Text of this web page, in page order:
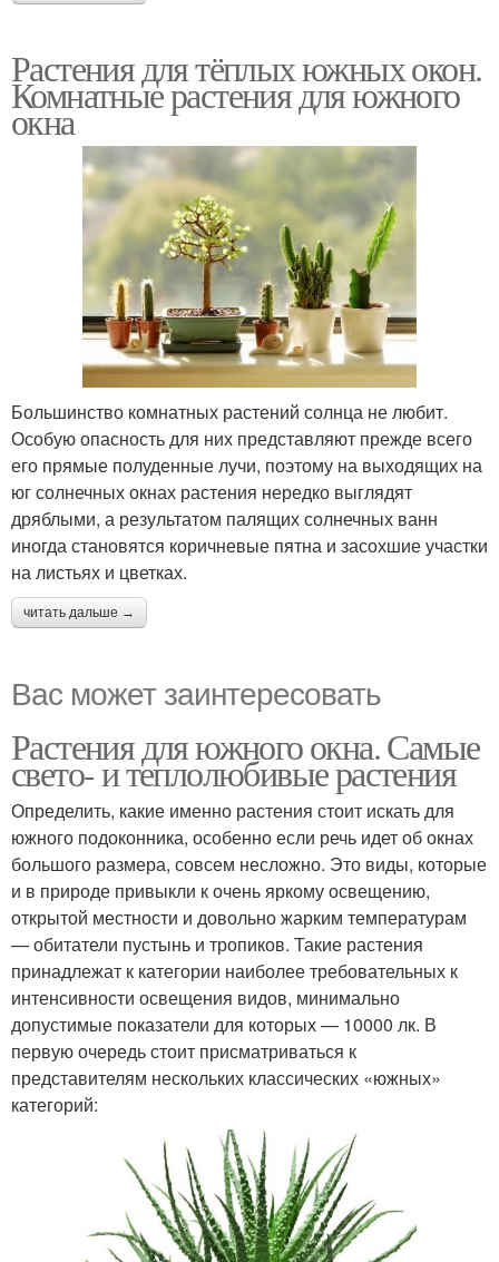
Растения для тёплых южных окон.
Комнатные растения для южного
окна
Большинство комнатных растений солнца не любит.
Особую опасность для них представляют прежде всего
его прямые полуденные лучи, поэтому на выходящих на
юг солнечных окнах растения нередко выглядят
дряблыми, а результатом палящих солнечных ванн
иногда становятся коричневые пятна и засохшие участки
на листьях и цветках.
читать дальше →
Вас может заинтересовать
Растения для южного окна. Самые
свето- и теплолюбивые растения
Определить, какие именно растения стоит искать для
южного подоконника, особенно если речь идет об окнах
большого размера, совсем несложно. Это виды, которые
и в природе привыкли к очень яркому освещению,
открытой местности и довольно жарким температурам
— обитатели пустынь и тропиков. Такие растения
принадлежат к категории наиболее требовательных к
интенсивности освещения видов, минимально
допустимые показатели для которых — 10000 лк. В
первую очередь стоит присматриваться к
представителям нескольких классических «южных»
категорий: